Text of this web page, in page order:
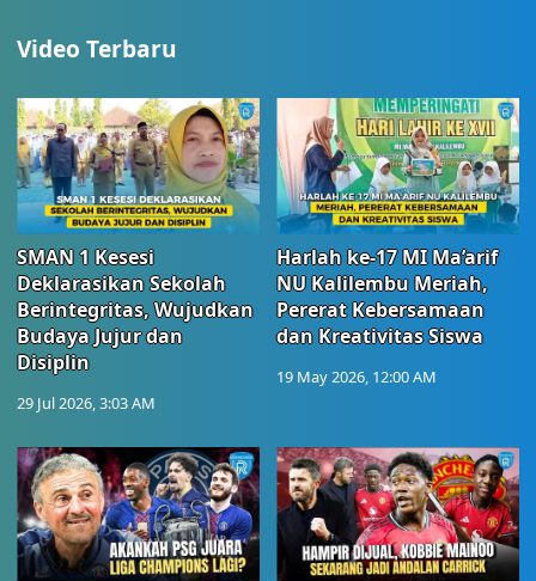
Video Terbaru
SMAN 1 Kesesi
Deklarasikan Sekolah
Berintegritas, Wujudkan
Budaya Jujur dan
Disiplin
29 Jul 2026, 3:03 AM
Harlah ke-17 MI Ma’arif
NU Kalilembu Meriah,
Pererat Kebersamaan
dan Kreativitas Siswa
19 May 2026, 12:00 AM